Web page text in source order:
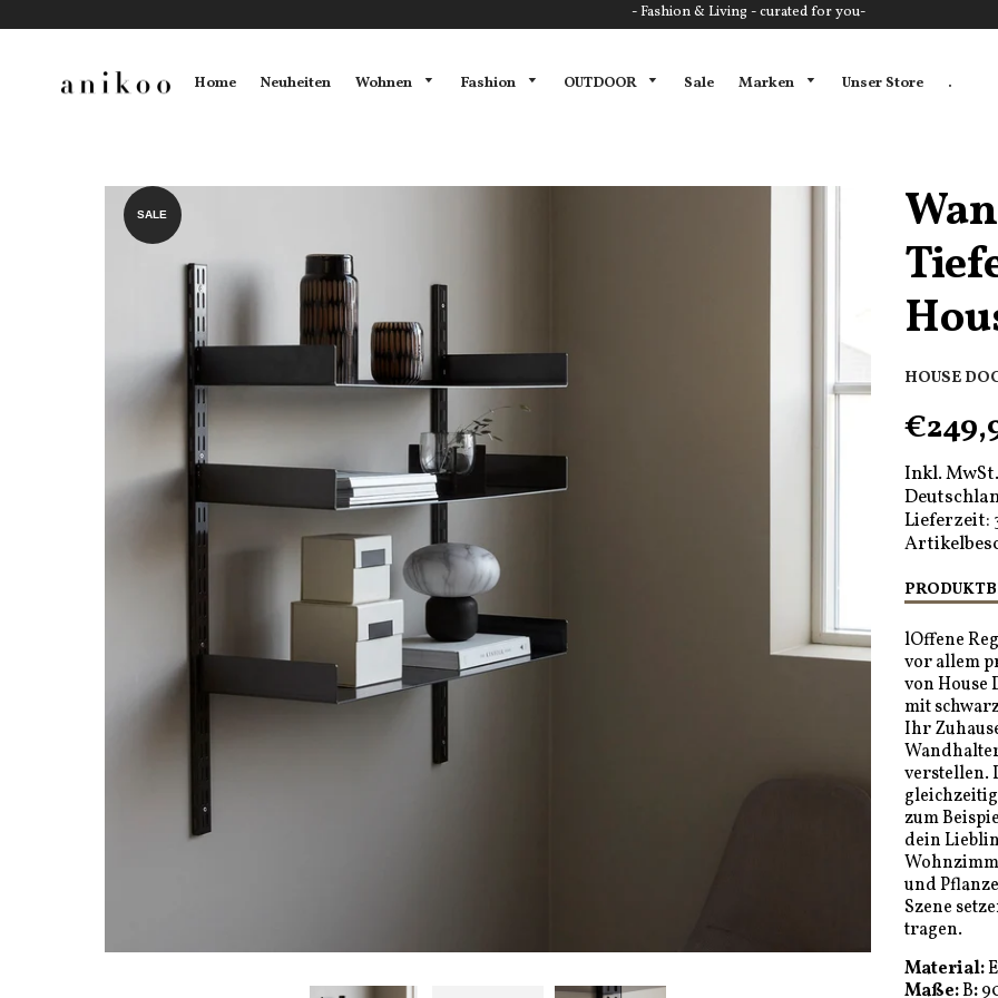
- Fashion & Living - curated for you-
Home Neuheiten Wohnen Fashion OUTDOOR Sale Marken Unser Store .
SALE
HOUSE
Inkl.
Lieferzeit:
lOffene
vor allem
von House
mit
Ihr
verstellen.
zum
dein
und
Szene
tragen.
Material:
Maße:B: